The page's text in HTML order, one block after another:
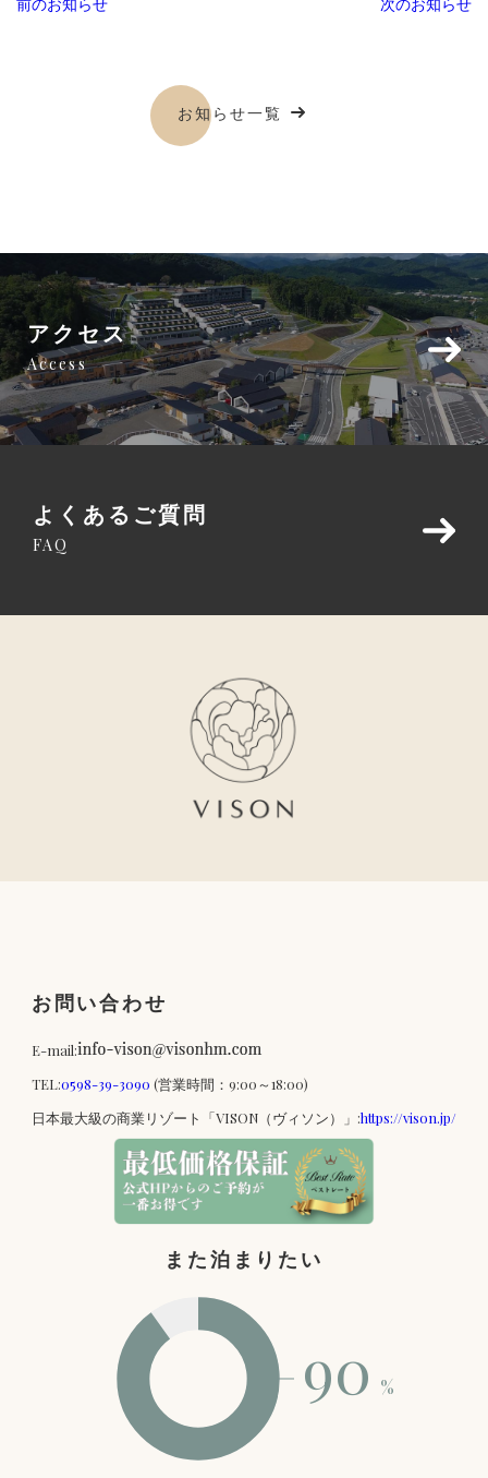
お知らせ一覧
アクセス
Access
よくあるご質問
FAQ
お問い合わせ
E-mail:
TEL:0598-39-3090 (営業時間：9:00～18:00)
日本最大級の商業リゾート「VISON（ヴィソン）」:https://vison.jp/
また泊まりたい
90 %